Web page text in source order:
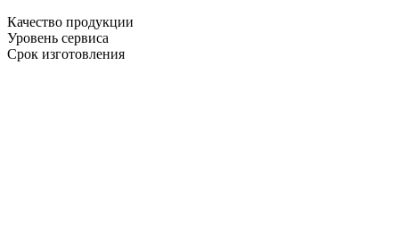
Качество продукции
Уровень сервиса
Срок изготовления